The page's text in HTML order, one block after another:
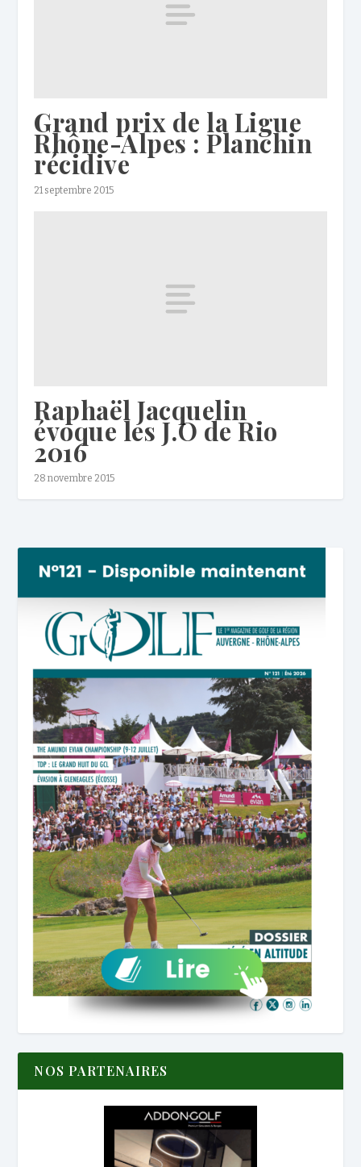
Grand prix de la Ligue
Rhône-Alpes : Planchin
récidive
21 septembre 2015
Raphaël Jacquelin
évoque les J.O de Rio
2016
28 novembre 2015
NOS PARTENAIRES